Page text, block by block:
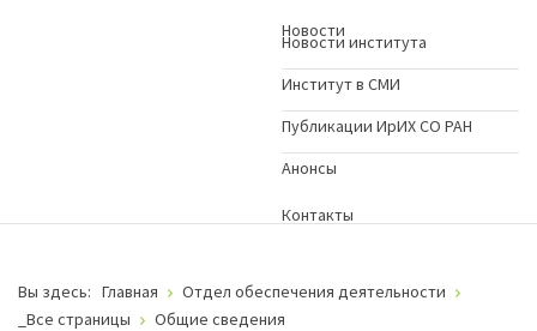
Новости
Новости института
Институт в СМИ
Публикации ИрИХ СО РАН
Анонсы
Контакты
Вы здесь: Главная
Отдел обеспечения деятельности
_Все страницы
Общие сведения